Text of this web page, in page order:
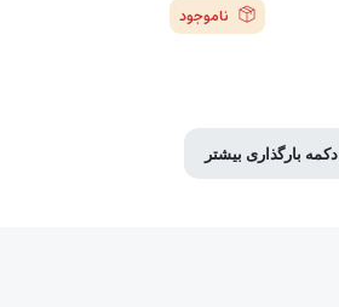
ناموجود
دکمه بارگذاری بیشتر